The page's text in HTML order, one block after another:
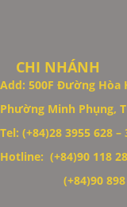
CHI NHÁNH
Add: 500F Đường Hòa
Phường Minh Phụng,
Tel: (+84)28 3955 628 –
Hotline: (+84)90 118
(+84)90 898